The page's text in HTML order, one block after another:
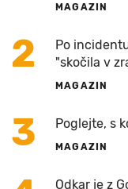
MAGAZIN
2
Po
"skočila v
MAGAZIN
3 Poglejte, s
MAGAZIN
Odkar je z